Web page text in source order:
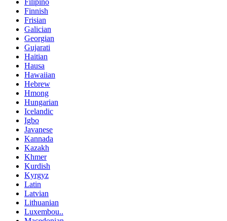
Filipino
Finnish
Frisian
Galician
Georgian
Gujarati
Haitian
Hausa
Hawaiian
Hebrew
Hmong
Hungarian
Icelandic
Igbo
Javanese
Kannada
Kazakh
Khmer
Kurdish
Kyrgyz
Latin
Latvian
Lithuanian
Luxembou..